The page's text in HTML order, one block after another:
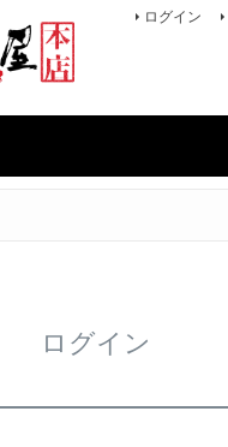
ログイン
ログイン